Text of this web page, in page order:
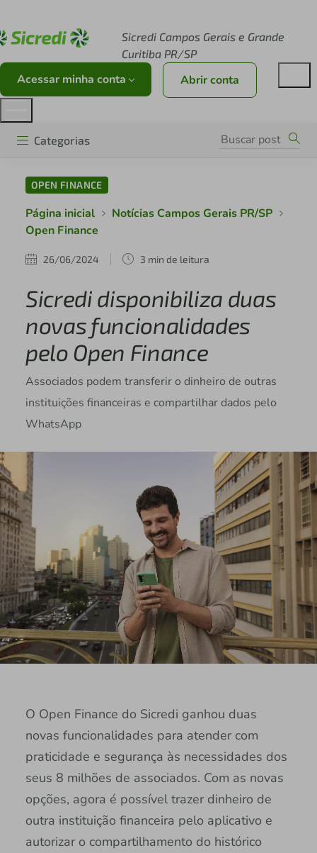
Sicredi Campos Gerais e Grande
Curitiba PR/SP
Acessar minha conta Abrir conta
Categorias
OPEN FINANCE
Página inicial
Notícias Campos Gerais PR/SP
Open Finance
26/06/2024 3 min de leitura
Sicredi disponibiliza duas
novas funcionalidades
pelo Open Finance
Associados podem transferir o dinheiro de outras
instituições financeiras e compartilhar dados pelo
WhatsApp
O Open Finance do Sicredi ganhou duas
novas funcionalidades para atender com
praticidade e segurança às necessidades dos
seus 8 milhões de associados. Com as novas
opções, agora é possível trazer dinheiro de
outra instituição financeira pelo aplicativo e
autorizar o compartilhamento do histórico